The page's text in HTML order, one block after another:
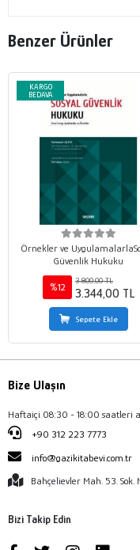
Benzer Ürünler
KARGO
BEDAVA
Örnekler ve
Güvenlik Hukuku
%12
3.800,00 TL
3.344,00 TL
Sepete Ekle
Bize Ulaşın
Haftaiçi 08:30 - 18:00 saatleri
+90 312 223 7773
info@gazikitabevi.com.tr
Bahçelievler Mah. 53.
Bizi Takip Edin